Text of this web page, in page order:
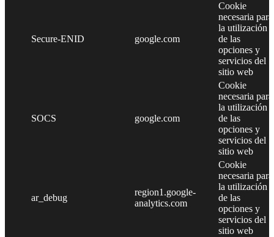
Secure-ENID google.com
Cookie
necesaria para
la utilización
de las
opciones y
servicios del
sitio web
SOCS google.com
Cookie
necesaria para
la utilización
de las
opciones y
servicios del
sitio web
ar_debug
region1.google-
analytics.com
Cookie
necesaria para
la utilización
de las
opciones y
servicios del
sitio web